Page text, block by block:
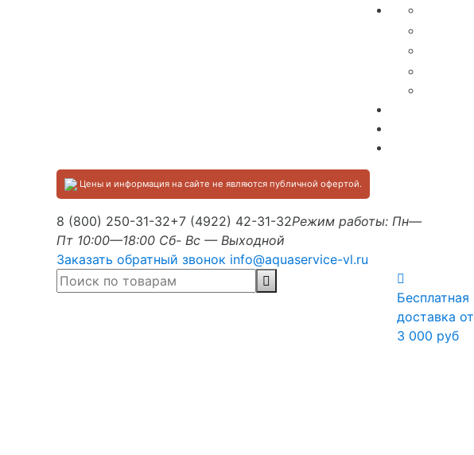
Цены и информация на сайте не являются публичной офертой.
8 (800) 250-31-32+7 (4922) 42-31-32Режим работы: Пн—
Пт 10:00—18:00 Сб- Вс — Выходной
Заказать обратный звонок info@aquaservice-vl.ru
Бесплатная
доставка от
3 000 руб